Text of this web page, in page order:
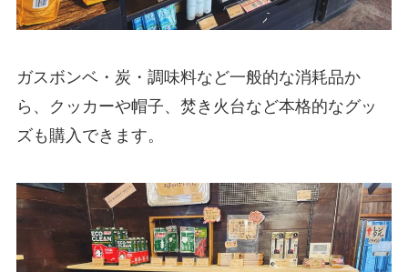
ガスボンベ・炭・調味料など一般的な消耗品か
ら、クッカーや帽子、焚き火台など本格的なグッ
ズも購入できます。